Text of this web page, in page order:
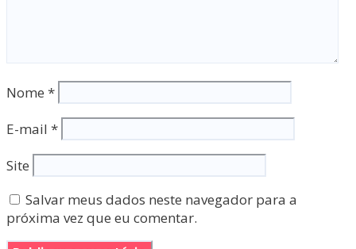
Nome *
E-mail *
Site
Salvar meus dados neste navegador para a
próxima vez que eu comentar.